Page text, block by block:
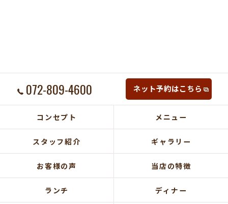
072-809-4600 ネット予約はこちら
コンセプト メニュー
スタッフ紹介 ギャラリー
お客様の声 当店の特徴
ランチ ディナー